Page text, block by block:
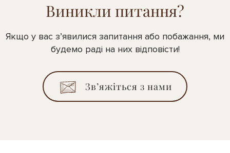
Виникли питання?
Якщо у вас з’явилися запитання або побажання, ми
будемо раді на них відповісти!
Зв’яжіться з нами